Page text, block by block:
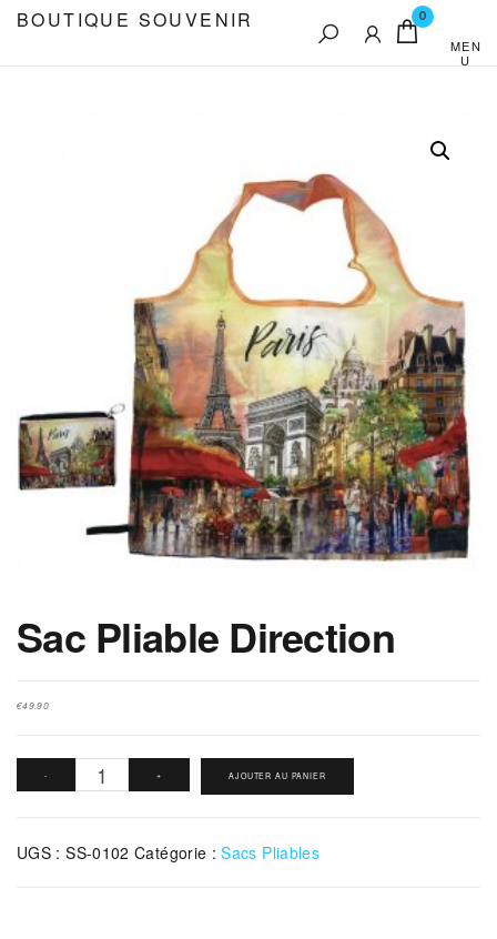
AllerBOUTIQUE SOUVENIR 0
MEN
U
Sac Pliable Direction
€49.90
-
quantité
Pliable
+ AJOUTER AU PANIER
UGS :SS-0102 Catégorie :Sacs Pliables